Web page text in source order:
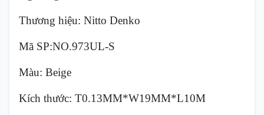
Thương hiệu: Nitto Denko
Mã SP:NO.973UL-S
Màu: Beige
Kích thước: T0.13MM*W19MM*L10M